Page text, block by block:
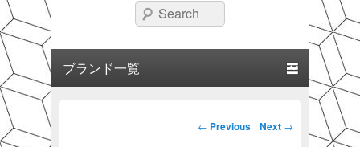
Search
Post navigation
← Previous Next →